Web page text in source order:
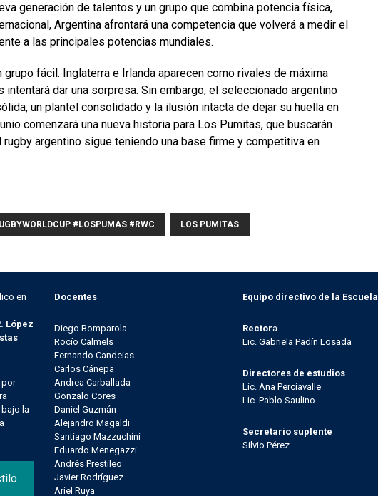
generación de talentos y un grupo que combina potencia física,
Argentina afrontará una competencia que volverá a medir el
a las principales potencias mundiales.
fácil. Inglaterra e Irlanda aparecen como rivales de máxima
intentará dar una sorpresa. Sin embargo, el seleccionado argentino
un plantel consolidado y la ilusión intacta de dejar su huella en
comenzará una nueva historia para Los Pumitas, que buscarán
argentino sigue teniendo una base firme y competitiva en
#LOSPUMAS #RWC LOS PUMITAS
en
López
la
Docentes
Diego Bomparola
Rocío Calmels
Fernando Candeias
Carlos Cánepa
Andrea Carballada
Gonzalo Cores
Daniel Guzmán
Alejandro Magaldi
Santiago Mazzuchini
Eduardo Menegazzi
Andrés Prestileo
Javier Rodríguez
Ariel Ruya
Equipo directivo de la Escuela
Rectora
Lic. Gabriela Padín Losada
Directores de estudios
Lic. Ana Perciavalle
Lic. Pablo Saulino
Secretario suplente
Silvio Pérez